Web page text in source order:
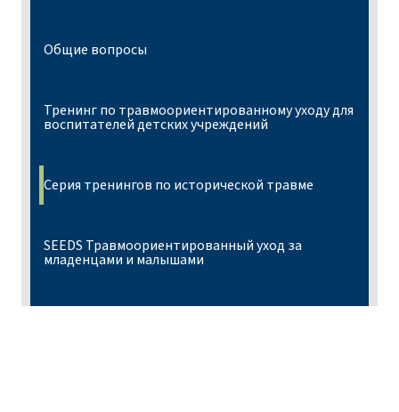
Общие вопросы
Тренинг по травмоориентированному уходу для
воспитателей детских учреждений
Серия тренингов по исторической травме
SEEDS Травмоориентированный уход за
младенцами и малышами